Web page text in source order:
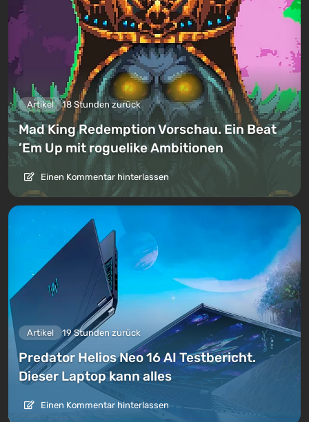
Artikel 18 Stunden zurück
Mad King Redemption Vorschau. Ein Beat
’Em Up mit roguelike Ambitionen
Einen Kommentar hinterlassen
Artikel 19 Stunden zurück
Predator Helios Neo 16 AI Testbericht.
Dieser Laptop kann alles
Einen Kommentar hinterlassen